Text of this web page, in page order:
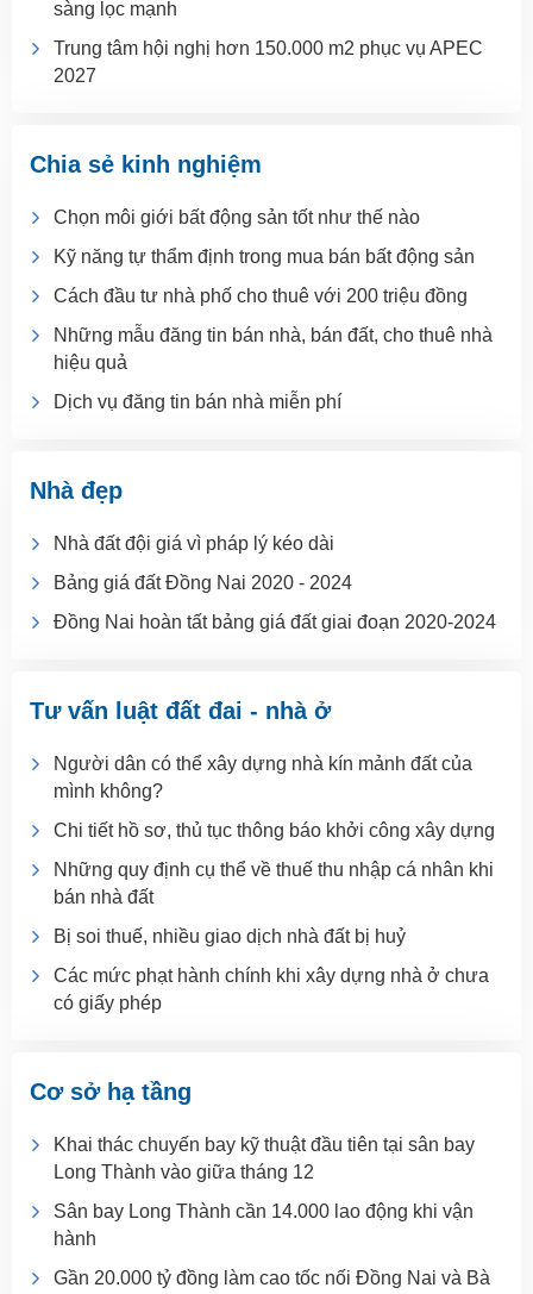
sàng lọc mạnh
Trung tâm hội nghị hơn 150.000 m2 phục vụ APEC
2027
Chia sẻ kinh nghiệm
Chọn môi giới bất động sản tốt như thế nào
Kỹ năng tự thẩm định trong mua bán bất động sản
Cách đầu tư nhà phố cho thuê với 200 triệu đồng
Những mẫu đăng tin bán nhà, bán đất, cho thuê nhà
hiệu quả
Dịch vụ đăng tin bán nhà miễn phí
Nhà đẹp
Nhà đất đội giá vì pháp lý kéo dài
Bảng giá đất Đồng Nai 2020 - 2024
Đồng Nai hoàn tất bảng giá đất giai đoạn 2020-2024
Tư vấn luật đất đai - nhà ở
Người dân có thể xây dựng nhà kín mảnh đất của
mình không?
Chi tiết hồ sơ, thủ tục thông báo khởi công xây dựng
Những quy định cụ thể về thuế thu nhập cá nhân khi
bán nhà đất
Bị soi thuế, nhiều giao dịch nhà đất bị huỷ
Các mức phạt hành chính khi xây dựng nhà ở chưa
có giấy phép
Cơ sở hạ tầng
Khai thác chuyến bay kỹ thuật đầu tiên tại sân bay
Long Thành vào giữa tháng 12
Sân bay Long Thành cần 14.000 lao động khi vận
hành
Gần 20.000 tỷ đồng làm cao tốc nối Đồng Nai và Bà